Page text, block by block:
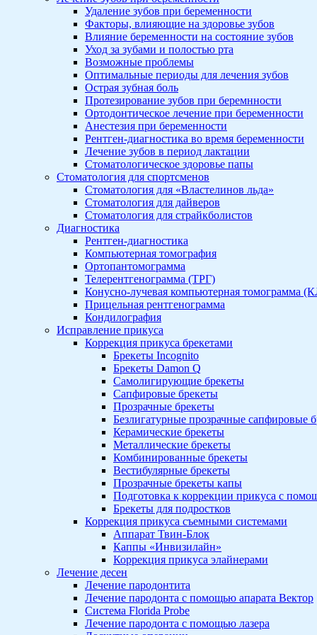
Удаление зубов при беременности
Факторы, влияющие на здоровье зубов
Влияние беременности на состояние зубов
Уход за зубами и полостью рта
Возможные проблемы
Оптимальные периоды для лечения зубов
Острая зубная боль
Протезирование зубов при беремнности
Ортодонтическое лечение при беременности
Анестезия при беременности
Рентген-диагностика во время беременности
Лечение зубов в период лактации
Стоматологическое здоровье папы
Стоматология для спортсменов
Стоматология для «Властелинов льда»
Стоматология для дайверов
Стоматология для страйкболистов
Диагностика
Рентген-диагностика
Компьютерная томография
Ортопантомограмма
Телерентгенограмма (ТРГ)
Конусно-лучевая компьютерная томограмма
Прицельная рентгенограмма
Кондилография
Исправление прикуса
Коррекция прикуса брекетами
Брекеты Incognito
Брекеты Damon Q
Самолигирующие брекеты
Сапфировые брекеты
Прозрачные брекеты
Безлигатурные прозрачные сапфировые
Керамические брекеты
Металлические брекеты
Комбинированные брекеты
Вестибулярные брекеты
Прозрачные брекеты капы
Подготовка к коррекции прикуса с
Брекеты для подростков
Коррекция прикуса съемными системами
Аппарат Твин-Блок
Каппы «Инвизилайн»
Коррекция прикуса элайнерами
Лечение десен
Лечение пародонтита
Лечение пародонта с помощью апарата Вектор
Система Florida Probe
Лечение пародонта с помощью лазера